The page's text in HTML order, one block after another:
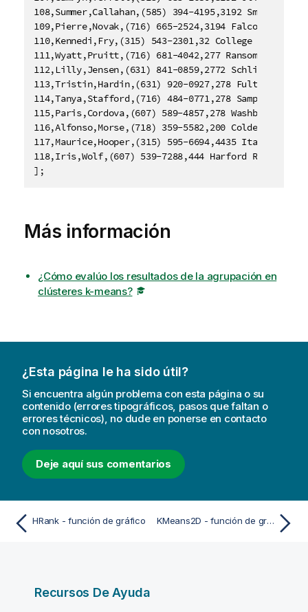
Más información
¿Cómo evalúo los resultados de la agrupación en
clústeres k-means?
¿Esta página le ha sido útil?
Si encuentra algún problema con esta página o su
contenido (errores tipográficos, pasos que faltan o
errores técnicos), no dude en ponerse en contacto
con nosotros.
Deje aquí sus comentarios
HRank - función de gráfico KMeans2D - función de gráfico
Recursos De Ayuda